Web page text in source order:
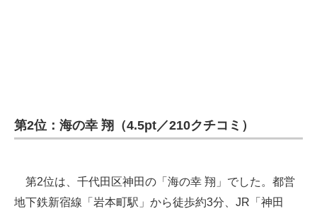
第2位：海の幸 翔（4.5pt／210クチコミ）
第2位は、千代田区神田の「海の幸 翔」でした。都営
地下鉄新宿線「岩本町駅」から徒歩約3分、JR「神田